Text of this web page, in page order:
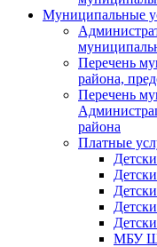
Муниципальные
Перечень
района,
Перечень
района
Платные
МБУ